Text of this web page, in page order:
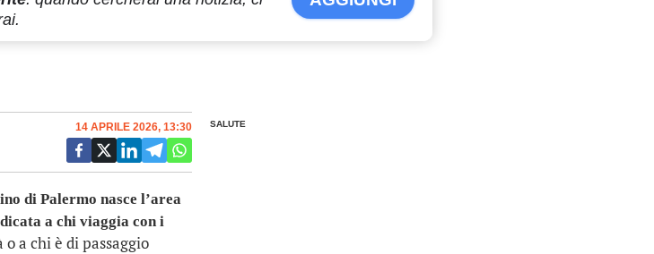
14 APRILE 2026, 13:30
di Palermo nasce l’area
a chi viaggia con i
a chi è di passaggio
SALUTE